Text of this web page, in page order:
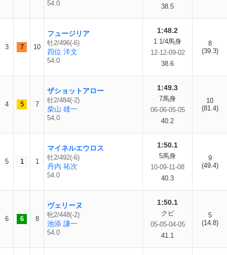
54.0
38.5
3 7 10
フュージリア
牡2/496(-6)
四位 洋文
54.0
1:48.2
1 1/4馬身
12-12-09-02
38.6
8
(39.3)
4 5 7
ザショットアロー
牡2/484(-2)
柴山 雄一
54.0
1:49.3
7馬身
06-06-05-05
40.2
10
(81.4)
5 1 1
マイネルエウロス
牡2/492(-6)
丹内 祐次
54.0
1:50.1
5馬身
10-09-11-08
40.3
9
(49.4)
6 6 8
ヴェリーヌ
牝2/448(-2)
池添 謙一
54.0
1:50.1
クビ
05-05-04-05
41.1
5
(14.8)